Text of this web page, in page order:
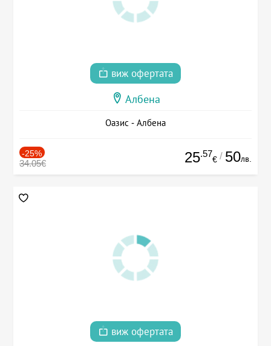
виж офертата
Албена
Оазис - Албена
-25%
34.05€ 25.57
€ / 50лв.
виж офертата